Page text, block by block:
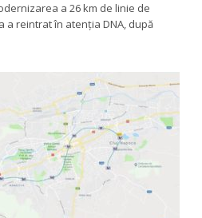
a 26 km de linie de
a reintrat în atenția DNA, după